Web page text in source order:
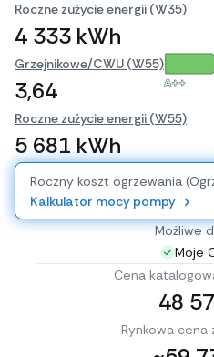
Roczne zużycie energii (W35)
4 333 kWh
Grzejnikowe/CWU (W55)
3,64 A++
Roczne zużycie energii (W55)
5 681 kWh
Roczny koszt ogrzewania
Kalkulator mocy pompy
Możliwe
Moje
Cena
48
Rynkowa cena